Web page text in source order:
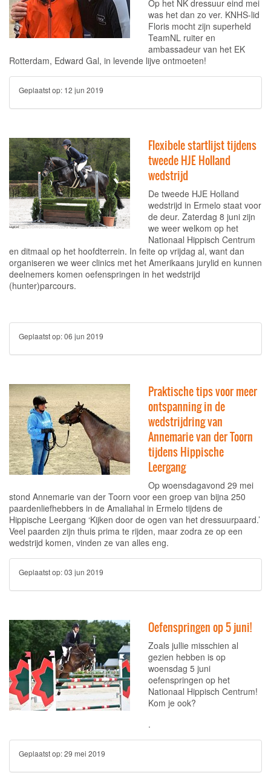
Op het NK dressuur eind mei
was het dan zo ver. KNHS-lid
Floris mocht zijn superheld
TeamNL ruiter en
ambassadeur van het EK
Rotterdam, Edward Gal, in levende lijve ontmoeten!
Geplaatst op: 12 jun 2019
Flexibele startlijst tijdens
tweede HJE Holland
wedstrijd
De tweede HJE Holland
wedstrijd in Ermelo staat voor
de deur. Zaterdag 8 juni zijn
we weer welkom op het
Nationaal Hippisch Centrum
en ditmaal op het hoofdterrein. In feite op vrijdag al, want dan
organiseren we weer clinics met het Amerikaans jurylid en kunnen
deelnemers komen oefenspringen in het wedstrijd
(hunter)parcours.
Geplaatst op:06 jun 2019
Praktische tips voor meer
ontspanning in de
wedstrijdring van
Annemarie van der Toorn
tijdens Hippische
Leergang
Op woensdagavond 29 mei
stond Annemarie van der Toorn voor een groep van bijna 250
paardenliefhebbers in de Amaliahal in Ermelo tijdens de
Hippische Leergang ‘Kijken door de ogen van het dressuurpaard.’
Veel paarden zijn thuis prima te rijden, maar zodra ze op een
wedstrijd komen, vinden ze van alles eng.
Geplaatst op:03 jun 2019
Oefenspringen op 5 juni!
Zoals jullie misschien al
gezien hebben is op
woensdag 5 juni
oefenspringen op het
Nationaal Hippisch Centrum!
Kom je ook?
.
Geplaatst op:29 mei 2019